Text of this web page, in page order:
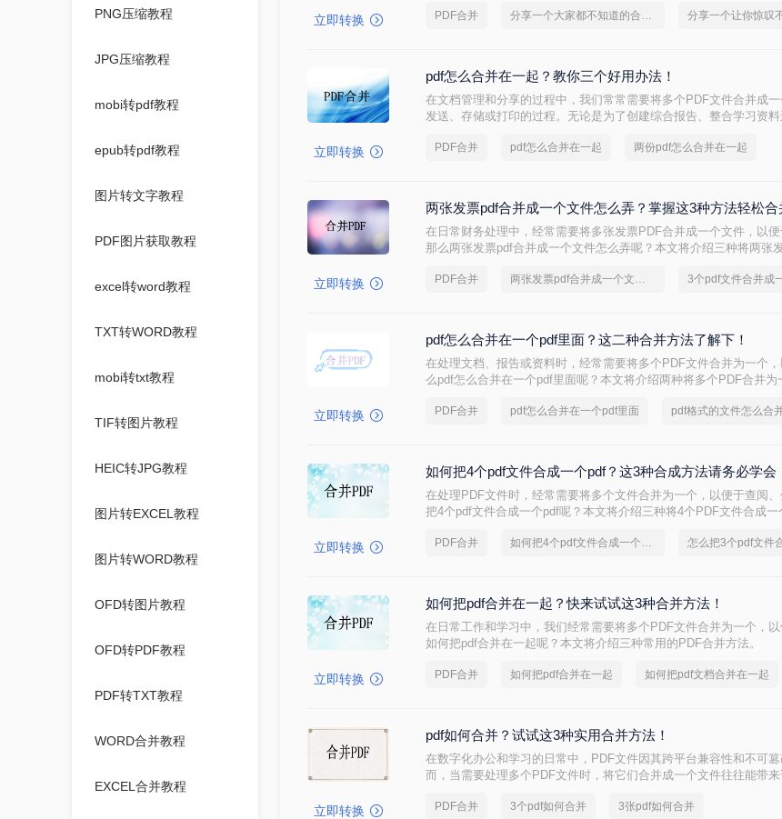
PNG压缩教程
JPG压缩教程
mobi转pdf教程
epub转pdf教程
图片转文字教程
PDF图片获取教程
excel转word教程
TXT转WORD教程
mobi转txt教程
TIF转图片教程
HEIC转JPG教程
图片转EXCEL教程
图片转WORD教程
OFD转图片教程
OFD转PDF教程
PDF转TXT教程
WORD合并教程
EXCEL合并教程
立即转换
并成一个PDF文件。
PDF合并 分享一个大家都不知道的合并pdf文件方法
立即转换
pdf怎么合并在一起？教你三个好用办法！
在文档管理和分享的过程中，我们常常需要将多个PDF文件合并成
发送、存储或打印的过程。无论是为了创建综合报告、整合学习资
PDF合并 pdf怎么合并在一起 两份pdf怎么合并在一起
立即转换
两张发票pdf合并成一个文件怎么弄？掌握这3种方法轻松合
在日常财务处理中，经常需要将多张发票PDF合并成一个文件，以便
那么两张发票pdf合并成一个文件怎么弄呢？本文将介绍三种将两张
PDF合并 两张发票pdf合并成一个文件怎么弄 3个pdf文件合并成
立即转换
pdf怎么合并在一个pdf里面？这二种合并方法了解下！
在处理文档、报告或资料时，经常需要将多个PDF文件合并为一个
么pdf怎么合并在一个pdf里面呢？本文将介绍两种将多个PDF合并为
PDF合并 pdf怎么合并在一个pdf里面
立即转换
如何把4个pdf文件合成一个pdf？这3种合成方法请务必学会
在处理PDF文件时，经常需要将多个文件合并为一个，以便于查阅
把4个pdf文件合成一个pdf呢？本文将介绍三种将4个PDF文件合成一
PDF合并 如何把4个pdf文件合成一个pdf 怎么把3个pdf文件
立即转换
如何把pdf合并在一起？快来试试这3种合并方法！
在日常工作和学习中，我们经常需要将多个PDF文件合并为一个，
如何把pdf合并在一起呢？本文将介绍三种常用的PDF合并方法。
PDF合并 如何把pdf合并在一起 如何把pdf文档合并在一起
立即转换
pdf如何合并？试试这3种实用合并方法！
在数字化办公和学习的日常中，PDF文件因其跨平台兼容性和不可
而，当需要处理多个PDF文件时，将它们合并成一个文件往往能带
PDF合并 3个pdf如何合并 3张pdf如何合并